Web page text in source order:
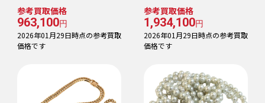
参考買取価格
963,100円
2026年01月29日時点の参考買取
価格です
参考買取価格
1,934,100円
2026年01月29日時点の参考買取
価格です